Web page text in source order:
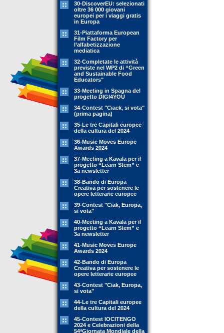
30-DiscoverEU: selezionati
oltre 36 000 giovani
europei per i viaggi gratis
in Europa
31-Piattaforma European
Film Factory per
l’alfabetizzazione
mediatica
32-Completate le attività
previste nel WP2 di “Green
and Sustainable Food
Educators"
33-Meeting in Spagna del
progetto DIGI4YOU
34-Contest "Ciack, si vota"
(prima pagina)
35-Le tre Capitali europee
della cultura del 2024
36-Music Moves Europe
Awards 2024
37-Meeting a Kavala per il
progetto “Learn Stem” e
3a newsletter
38-Bando di Europa
Creativa per sostenere le
opere letterarie europee
39-Contest "Ciak, Europa,
si vota"
40-Meeting a Kavala per il
progetto “Learn Stem” e
3a newsletter
41-Music Moves Europe
Awards 2024
42-Bando di Europa
Creativa per sostenere le
opere letterarie europee
43-Contest "Ciak, Europa,
si vota"
44-Le tre Capitali europee
della cultura del 2024
45-Contest IOCITENGO
2024 e Celebrazioni della
54ªGiornata Mondiale della